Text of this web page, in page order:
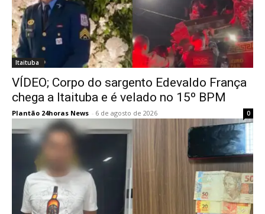
Itaituba
VÍDEO; Corpo do sargento Edevaldo França
chega a Itaituba e é velado no 15º BPM
Plantão 24horas News - 6 de agosto de 2026 0